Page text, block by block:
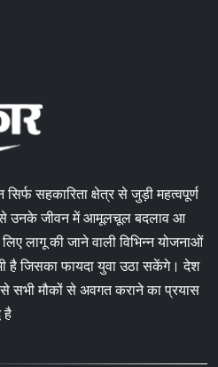
सहकारिता क्षेत्र से जुड़ी महत्वपूर्ण
उनके जीवन में आमूलचूल बदलाव आ
लागू की जाने वाली विभिन्न योजनाओं
है जिसका फायदा युवा उठा सकेंगे। देश
सभी मौकों से अवगत कराने का प्रयास
है